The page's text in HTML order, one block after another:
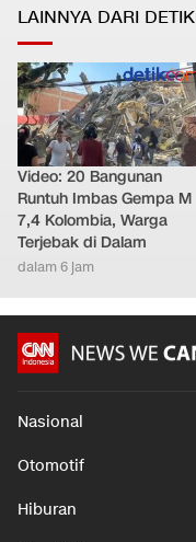
LAINNYA DARI
Video: 20 Bangunan
Runtuh Imbas Gempa M
7,4 Kolombia, Warga
Terjebak di Dalam
dalam 6 jam
Nasional
Otomotif
Hiburan